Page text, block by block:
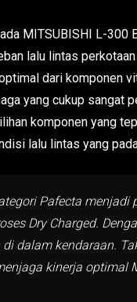
MITSUBISHI L-
lalu lintas
dari komponen
yang cukup sangat
komponen yang
lalu lintas yang
Pafecta
Dry Charged.
dalam kendaraan.
kinerja optimal